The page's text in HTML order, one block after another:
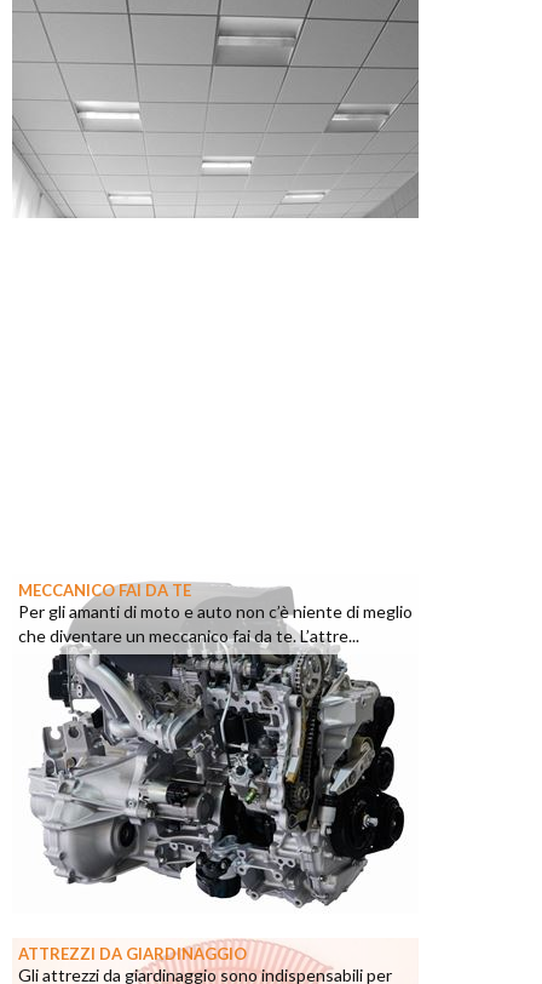
MECCANICO FAI DA TE
Per gli amanti di moto e auto non c’è niente di meglio
che diventare un meccanico fai da te. L’attre...
ATTREZZI DA GIARDINAGGIO
Gli attrezzi da giardinaggio sono indispensabili per